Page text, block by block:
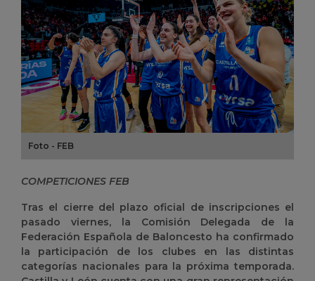
Foto - FEB
COMPETICIONES FEB
Tras el cierre del plazo oficial de inscripciones el
pasado viernes, la Comisión Delegada de la
Federación Española de Baloncesto ha confirmado
la participación de los clubes en las distintas
categorías nacionales para la próxima temporada.